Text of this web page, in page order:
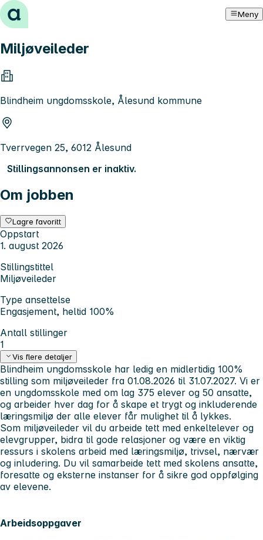
Hopp til innhold Meny
Miljøveileder
Blindheim ungdomsskole, Ålesund kommune
Tverrvegen 25, 6012 Ålesund
Stillingsannonsen er inaktiv.
Om jobben
Lagre favoritt
Oppstart
1. august 2026
Stillingstittel
Miljøveileder
Type ansettelse
Engasjement, heltid 100%
Antall stillinger
1
Vis flere detaljer
Blindheim ungdomsskole har ledig en midlertidig 100%
stilling som miljøveileder fra 01.08.2026 til 31.07.2027. Vi er
en ungdomsskole med om lag 375 elever og 50 ansatte,
og arbeider hver dag for å skape et trygt og inkluderende
læringsmiljø der alle elever får mulighet til å lykkes.
Som miljøveileder vil du arbeide tett med enkeltelever og
elevgrupper, bidra til gode relasjoner og være en viktig
ressurs i skolens arbeid med læringsmiljø, trivsel, nærvær
og inludering. Du vil samarbeide tett med skolens ansatte,
foresatte og eksterne instanser for å sikre god oppfølging
av elevene.
Arbeidsoppgaver